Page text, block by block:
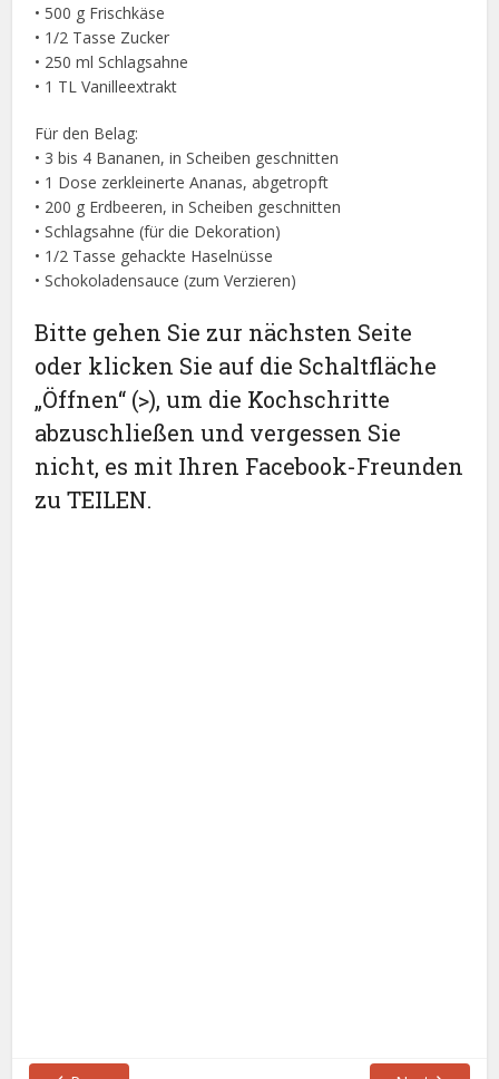
• 500 g Frischkäse
• 1/2 Tasse Zucker
• 250 ml Schlagsahne
• 1 TL Vanilleextrakt
Für den Belag:
• 3 bis 4 Bananen, in Scheiben geschnitten
• 1 Dose zerkleinerte Ananas, abgetropft
• 200 g Erdbeeren, in Scheiben geschnitten
• Schlagsahne (für die Dekoration)
• 1/2 Tasse gehackte Haselnüsse
• Schokoladensauce (zum Verzieren)
Bitte gehen Sie zur nächsten Seite
oder klicken Sie auf die Schaltfläche
„Öffnen“ (>), um die Kochschritte
abzuschließen und vergessen Sie
nicht, es mit Ihren Facebook-Freunden
zu TEILEN.